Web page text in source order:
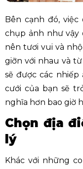
Bên cạnh đó,
chụp ảnh như
nên tươi vui và
giỡn với nhau và
sẽ được các nhiếp
cưới của bạn sẽ
nghĩa hơn bao giờ
Chọn địa
lý
Khác với những